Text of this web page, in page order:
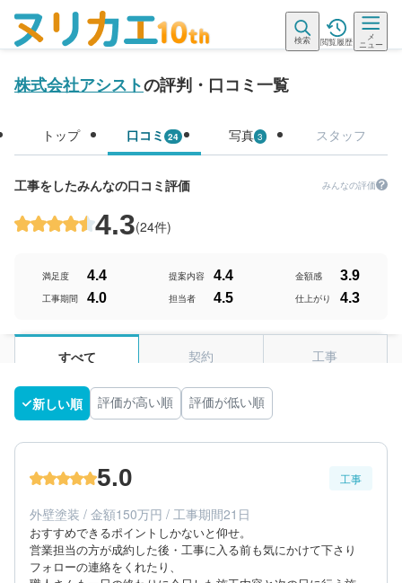
検索 閲覧履歴
メ
ニュー
株式会社アシストの評判・口コミ一覧
トップ 口コミ 24 写真 3 スタッフ
工事をしたみんなの口コミ評価 みんなの評価
4.3(24件)
満足度 4.4 提案内容 4.4 金額感 3.9
工事期間 4.0 担当者 4.5 仕上がり 4.3
すべて 契約 工事
新しい順 評価が高い順 評価が低い順
5.0 工事
外壁塗装 / 金額150万円 / 工事期間21日
おすすめできるポイントしかないと仰せ。
営業担当の方が成約した後・工事に入る前も気にかけて下さり
フォローの連絡をくれたり、